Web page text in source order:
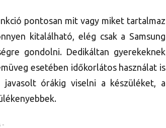
pontosan mit vagy miket tartalmaz
kitalálható, elég csak a Samsung
gondolni. Dedikáltan gyerekeknek
esetében időkorlátos használat is
órákig viselni a készüléket, a
-